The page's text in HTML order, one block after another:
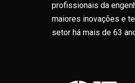
profissionais da
maiores inovações e
setor há mais de 63